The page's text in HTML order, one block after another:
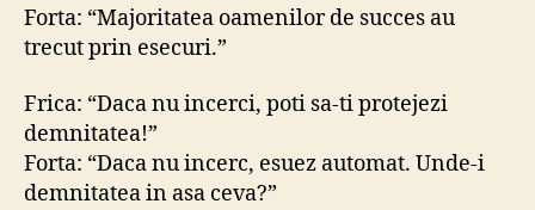
Forta: “Majoritatea oamenilor de succes au
trecut prin esecuri.”
Frica: “Daca nu incerci, poti sa-ti protejezi
demnitatea!”
Forta: “Daca nu incerc, esuez automat. Unde-i
demnitatea in asa ceva?”